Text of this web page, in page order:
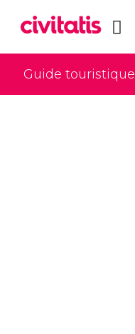
Guide touristique